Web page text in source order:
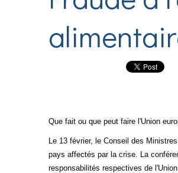
Que fait ou que peut faire l'Union
Le 13 février, le Conseil des
pays affectés par la crise. La
responsabilités respectives de